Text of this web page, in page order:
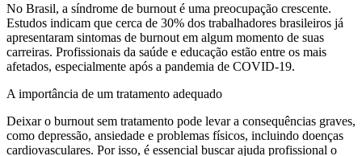
No Brasil, a síndrome de burnout é uma preocupação crescente.
Estudos indicam que cerca de 30% dos trabalhadores brasileiros já
apresentaram sintomas de burnout em algum momento de suas
carreiras. Profissionais da saúde e educação estão entre os mais
afetados, especialmente após a pandemia de COVID-19.
A importância de um tratamento adequado
Deixar o burnout sem tratamento pode levar a consequências graves,
como depressão, ansiedade e problemas físicos, incluindo doenças
cardiovasculares. Por isso, é essencial buscar ajuda profissional o